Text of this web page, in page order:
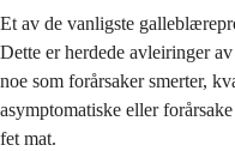
Et av de vanligste
Dette er herdede avleiringer
noe som forårsaker smerter,
asymptomatiske eller
fet mat.